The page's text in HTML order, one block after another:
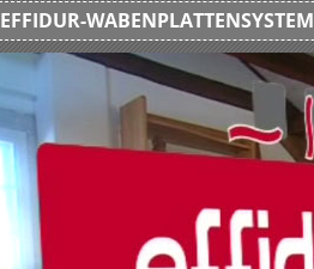
EFFIDUR-